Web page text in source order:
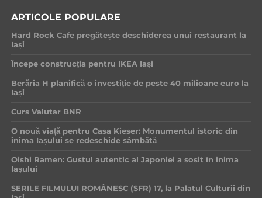
ARTICOLE POPULARE
Hard Rock Cafe pregătește deschiderea unui restaurant la
Iași
Începe construcția pentru IKEA Iași
Berăria H planifică o investiție de peste 40 milioane euro la
Iași
Curs Valutar BNR
O nouă viață pentru Casa Kieser: Monumentul istoric din
inima Iașului se redeschide sâmbătă
Oishi Ramen: Gustul autentic al Japoniei a sosit în inima
Iașului
SERILE FILMULUI ROMÂNESC (SFR) 17, la Palatul Culturii din